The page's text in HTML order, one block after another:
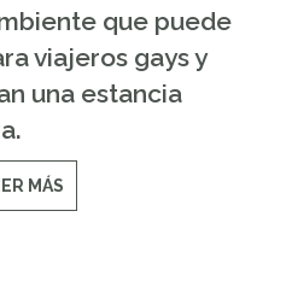
que puede
viajeros gays y
una estancia
MÁS